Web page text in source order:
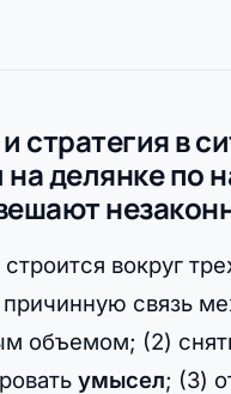
стратегия в
на делянке по
вокруг
причинную связь
объемом; (2)
умысел; (3)